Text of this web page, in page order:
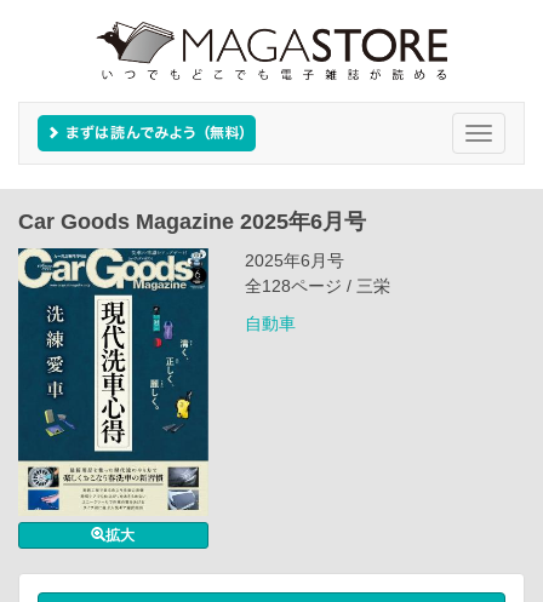
Toggle
Car Goods Magazine 2025年6月号
拡大
2025年6月号
全128ページ / 三栄
自動車